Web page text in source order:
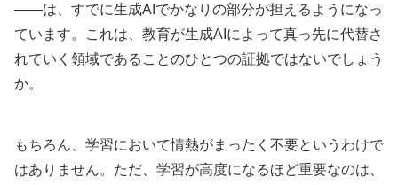
――は、すでに生成AIでかなりの部分が担えるようになっ
ています。これは、教育が生成AIによって真っ先に代替さ
れていく領域であることのひとつの証拠ではないでしょう
か。
もちろん、学習において情熱がまったく不要というわけで
はありません。ただ、学習が高度になるほど重要なのは、